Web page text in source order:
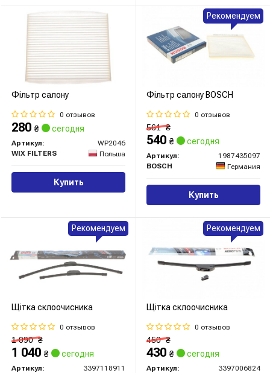
Фільтр салону
0 отзывов
280 ₴ сегодня
Артикул:
WP2046
WIX FILTERS
Польша
Купить
Фільтр салону BOSCH
0 отзывов
561₴
540 ₴ сегодня
Артикул:
1987435097
BOSCH
Германия
Купить
Рекомендуем
Щітка склоочисника
0 отзывов
1 090₴
1 040 ₴ сегодня
Артикул:
3397118911
Рекомендуем
Щітка склоочисника
0 отзывов
450₴
430 ₴ сегодня
Артикул:
3397006824
Рекомендуем